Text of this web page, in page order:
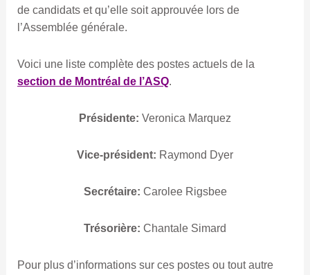
de candidats et qu’elle soit approuvée lors de
l’Assemblée générale.
Voici une liste complète des postes actuels de la
section de Montréal de l’ASQ.
Présidente: Veronica Marquez
Vice-président: Raymond Dyer
Secrétaire: Carolee Rigsbee
Trésorière: Chantale Simard
Pour plus d’informations sur ces postes ou tout autre